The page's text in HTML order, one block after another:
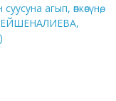
агып, өпкөсүнө,
БЕЙШЕНАЛИЕВА,